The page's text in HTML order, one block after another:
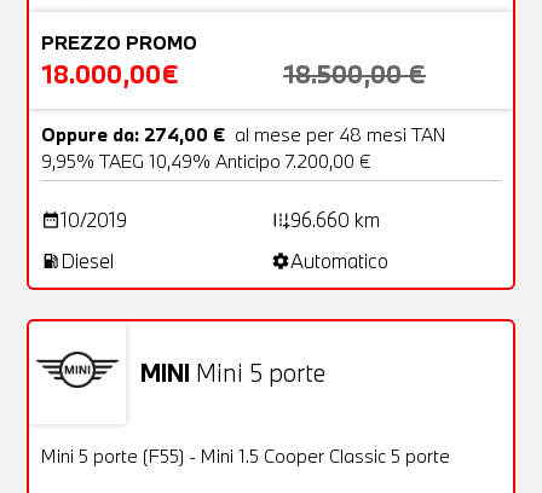
PREZZO PROMO
18.000,00€ 18.500,00 €
Oppure da: 274,00 € al mese per 48 mesi TAN
9,95% TAEG 10,49% Anticipo 7.200,00 €
date_range10/2019 add_road96.660 km
local_gas_station Diesel settingsAutomatico
MINI Mini 5 porte
OFFERTA
Mini 5 porte (F55) - Mini 1.5 Cooper Classic 5 porte